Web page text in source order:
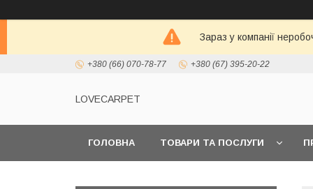
Зараз у компанії
+380 (66) 070-78-77 +380 (67) 395-20-22
LOVECARPET
ГОЛОВНА ТОВАРИ ТА ПОСЛУГИ